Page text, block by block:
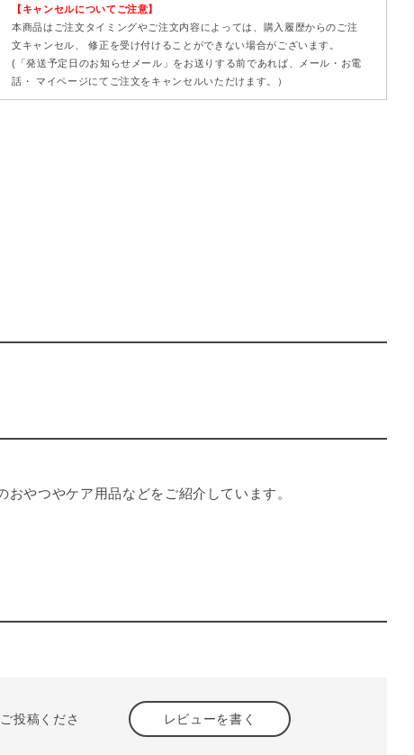
【キャンセルについてご注意】
本商品はご注文タイミングやご注文内容によっては、購入履歴からのご注
文キャンセル、 修正を受け付けることができない場合がございます。
(「発送予定日のお知らせメール」をお送りする前であれば、メール・お電
話・ マイページにてご注文をキャンセルいただけます。）
やつやケア用品などをご紹介しています。
投稿くださ
レビューを書く